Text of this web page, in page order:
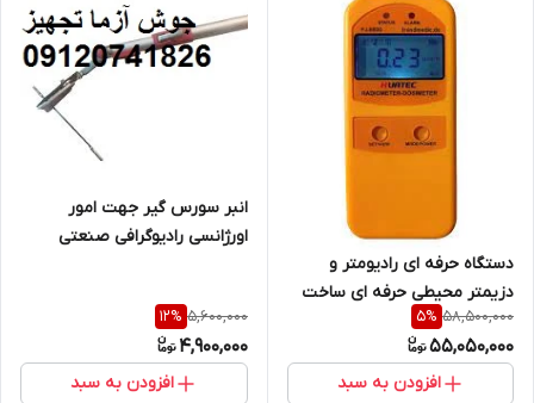
دستگاه حرفه ای رادیومتر و
دزیمتر محیطی حرفه ای ساخت
( نمایندگی اصلی جوش آزما
58,500,000
5%
55,050,000
افزودن به سبد
انبر سورس گیر جهت امور
اورژانسی رادیوگرافی صنعتی
5,600,000
12%
4,900,000
افزودن به سبد